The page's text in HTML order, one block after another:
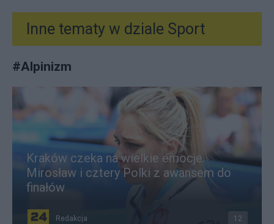
Inne tematy w dziale Sport
#Alpinizm
Kraków czeka na wielkie emocje.
Mirosław i cztery Polki z awansem do
finałów
Redakcja 12